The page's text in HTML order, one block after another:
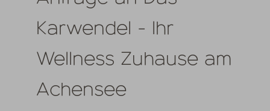
Karwendel - Ihr
Wellness Zuhause am
Achensee